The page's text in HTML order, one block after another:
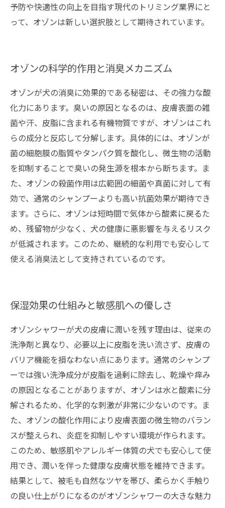
予防や快適性の向上を目指す現代のトリミング業界にと
って、オゾンは新しい選択肢として期待されています。
オゾンの科学的作用と消臭メカニズム
オゾンが犬の消臭に効果的である秘密は、その強力な酸
化力にあります。臭いの原因となるのは、皮膚表面の雑
菌や汗、皮脂に含まれる有機物質ですが、オゾンはこれ
らの成分と反応して分解します。具体的には、オゾンが
菌の細胞膜の脂質やタンパク質を酸化し、微生物の活動
を抑制することで臭いの発生源を根本から断ちます。ま
た、オゾンの殺菌作用は広範囲の細菌や真菌に対して有
効で、通常のシャンプーよりも高い抗菌効果が期待でき
ます。さらに、オゾンは短時間で気体から酸素に戻るた
め、残留物が少なく、犬の健康に悪影響を与えるリスク
が低減されます。このため、継続的な利用でも安心して
使える消臭法として支持されているのです。
保湿効果の仕組みと敏感肌への優しさ
オゾンシャワーが犬の皮膚に潤いを残す理由は、従来の
洗浄剤と異なり、必要以上に皮脂を洗い流さず、皮膚の
バリア機能を損なわない点にあります。通常のシャンプ
ーでは強い洗浄成分が皮脂を過剰に除去し、乾燥や痒み
の原因となることがありますが、オゾンは水と酸素に分
解されるため、化学的な刺激が非常に少ないのです。ま
た、オゾンの酸化作用により皮膚表面の微生物のバラン
スが整えられ、炎症を抑制しやすい環境が作られます。
このため、敏感肌やアレルギー体質の犬でも安心して使
用でき、潤いを伴った健康な皮膚状態を維持できます。
結果として、被毛も自然なツヤを帯び、柔らかく手触り
の良い仕上がりになるのがオゾンシャワーの大きな魅力